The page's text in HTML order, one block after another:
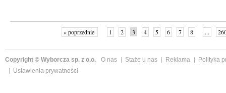
« poprzednie 1 2 3 4 5 6 7 8 ...
Copyright © Wyborcza sp. z o.o. O nas Staże u nas Reklama
Polityka
Ustawienia prywatności